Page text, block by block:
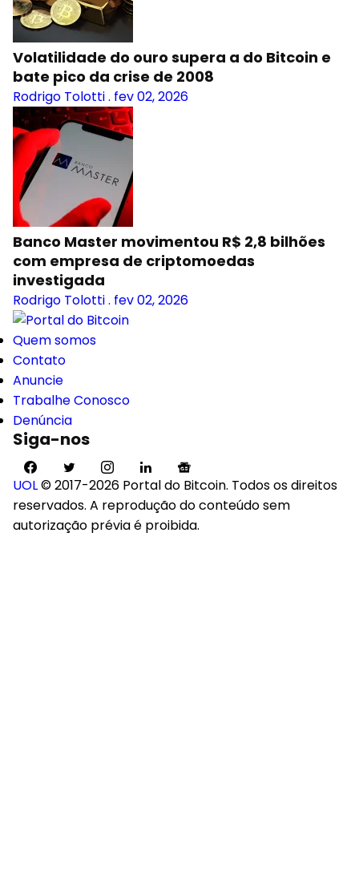
Volatilidade do ouro supera a do Bitcoin e
bate pico da crise de 2008
Rodrigo Tolotti. fev 02, 2026
Banco Master movimentou R$ 2,8 bilhões
com empresa de criptomoedas
investigada
Rodrigo Tolotti. fev 02, 2026
Quem somos
Contato
Anuncie
Trabalhe Conosco
Denúncia
Siga-nos
UOL© 2017-2026 Portal do Bitcoin. Todos os direitos
reservados. A reprodução do conteúdo sem
autorização prévia é proibida.